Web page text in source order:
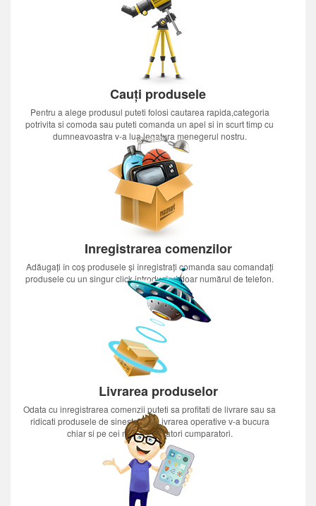
Cauți produsele
Pentru a alege produsul puteti folosi cautarea rapida,categoria
potrivita si comoda sau puteti comanda un apel si in scurt timp cu
dumneavoastra v-a lua legatura menegerul nostru.
Inregistrarea comenzilor
Adăugați în coș produsele și înregistrați comanda sau comandați
produsele cu un singur click introducînd doar numărul de telefon.
Livrarea produselor
Odata cu inregistrarea comenzii puteti sa profitati de livrare sau sa
ridicati produsele de sinestatator.Livrarea operative v-a bucura
chiar si pe cei mai nerabdatori cumparatori.